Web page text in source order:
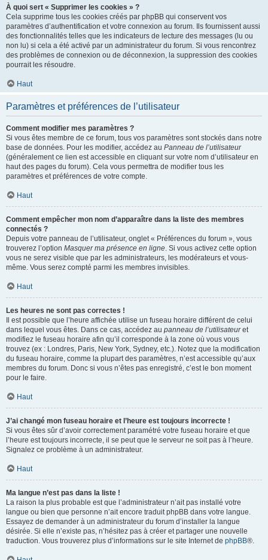
À quoi sert « Supprimer les cookies » ?
Cela supprime tous les cookies créés par phpBB qui conservent vos
paramètres d’authentification et votre connexion au forum. Ils fournissent aussi
des fonctionnalités telles que les indicateurs de lecture des messages (lu ou
non lu) si cela a été activé par un administrateur du forum. Si vous rencontrez
des problèmes de connexion ou de déconnexion, la suppression des cookies
pourrait les résoudre.
Haut
Paramètres et préférences de l’utilisateur
Comment modifier mes paramètres ?
Si vous êtes membre de ce forum, tous vos paramètres sont stockés dans notre
base de données. Pour les modifier, accédez au Panneau de l’utilisateur
(généralement ce lien est accessible en cliquant sur votre nom d’utilisateur en
haut des pages du forum). Cela vous permettra de modifier tous les
paramètres et préférences de votre compte.
Haut
Comment empêcher mon nom d’apparaître dans la liste des membres
connectés ?
Depuis votre panneau de l’utilisateur, onglet « Préférences du forum », vous
trouverez l’option Masquer ma présence en ligne. Si vous activez cette option
vous ne serez visible que par les administrateurs, les modérateurs et vous-
même. Vous serez compté parmi les membres invisibles.
Haut
Les heures ne sont pas correctes !
Il est possible que l’heure affichée utilise un fuseau horaire différent de celui
dans lequel vous êtes. Dans ce cas, accédez au panneau de l’utilisateuret
modifiez le fuseau horaire afin qu’il corresponde à la zone où vous vous
trouvez (ex : Londres, Paris, New York, Sydney, etc.). Notez que la modification
du fuseau horaire, comme la plupart des paramètres, n’est accessible qu’aux
membres du forum. Donc si vous n’êtes pas enregistré, c’est le bon moment
pour le faire.
Haut
J’ai changé mon fuseau horaire et l’heure est toujours incorrecte !
Si vous êtes sûr d’avoir correctement paramétré votre fuseau horaire et que
l’heure est toujours incorrecte, il se peut que le serveur ne soit pas à l’heure.
Signalez ce problème à un administrateur.
Haut
Ma langue n’est pas dans la liste !
La raison la plus probable est que l’administrateur n’ait pas installé votre
langue ou bien que personne n’ait encore traduit phpBB dans votre langue.
Essayez de demander à un administrateur du forum d’installer la langue
désirée. Si elle n’existe pas, n’hésitez pas à créer et partager une nouvelle
traduction. Vous trouverez plus d’informations sur le site Internet de phpBB®.